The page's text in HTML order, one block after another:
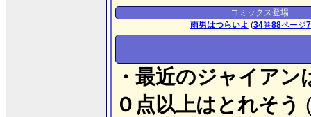
コミックス登場
雨男はつらいよ (34巻88ページ7
・最近のジャイア
０点以上はとれそう